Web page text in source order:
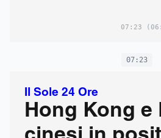
07:23
07:23
Il Sole 24 Ore
Hong Kong e